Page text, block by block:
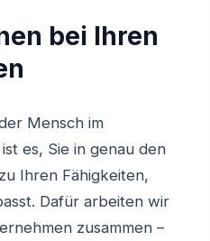
bei Ihren
Mensch im
es, Sie in genau den
Ihren Fähigkeiten,
Dafür arbeiten wir
zusammen –